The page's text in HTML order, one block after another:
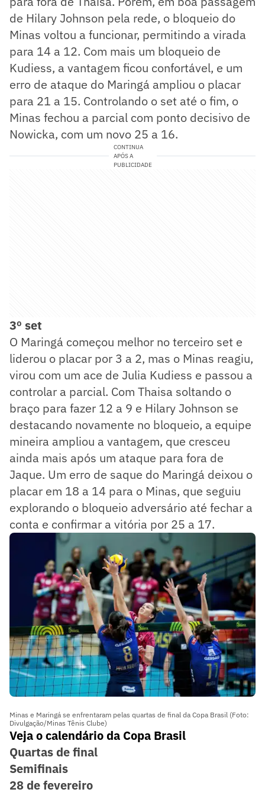
de Hilary Johnson pela rede, o bloqueio do
Minas voltou a funcionar, permitindo a virada
para 14 a 12. Com mais um bloqueio de
Kudiess, a vantagem ficou confortável, e um
erro de ataque do Maringá ampliou o placar
para 21 a 15. Controlando o set até o fim, o
Minas fechou a parcial com ponto decisivo de
Nowicka, com um novo 25 a 16.
CONTINUA
APÓS A
PUBLICIDADE
3º set
O Maringá começou melhor no terceiro set e
liderou o placar por 3 a 2, mas o Minas reagiu,
virou com um ace de Julia Kudiess e passou a
controlar a parcial. Com Thaisa soltando o
braço para fazer 12 a 9 e Hilary Johnson se
destacando novamente no bloqueio, a equipe
mineira ampliou a vantagem, que cresceu
ainda mais após um ataque para fora de
Jaque. Um erro de saque do Maringá deixou o
placar em 18 a 14 para o Minas, que seguiu
explorando o bloqueio adversário até fechar a
conta e confirmar a vitória por 25 a 17.
Minas e Maringá se enfrentaram pelas quartas de final da Copa Brasil (Foto:
Divulgação/Minas Tênis Clube)
Veja o calendário da Copa Brasil
Quartas de final
Semifinais
28 de fevereiro